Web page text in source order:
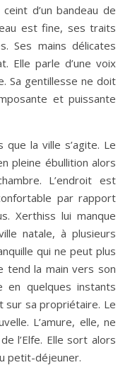
d’un bandeau de
est fine, ses traits
Ses mains délicates
Elle parle d’une voix
Sa gentillesse ne doit
et puissante
la ville s’agite. Le
pleine ébullition alors
L’endroit est
par rapport
Xerthiss lui manque
natale, à plusieurs
qui ne peut plus
tend la main vers son
en quelques instants
sur sa propriétaire. Le
L’amure, elle, ne
l’Elfe. Elle sort alors
petit-déjeuner.